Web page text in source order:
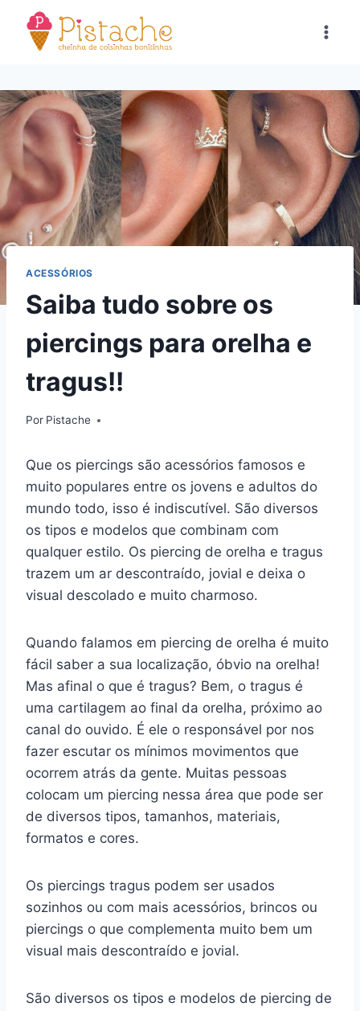
para
ACESSÓRIOS
Saiba tudo sobre os
piercings para orelha e
tragus!!
Por Pistache
Que os piercings são acessórios famosos e
muito populares entre os jovens e adultos do
mundo todo, isso é indiscutível. São diversos
os tipos e modelos que combinam com
qualquer estilo. Os piercing de orelha e tragus
trazem um ar descontraído, jovial e deixa o
visual descolado e muito charmoso.
Quando falamos em piercing de orelha é muito
fácil saber a sua localização, óbvio na orelha!
Mas afinal o que é tragus? Bem, o tragus é
uma cartilagem ao final da orelha, próximo ao
canal do ouvido. É ele o responsável por nos
fazer escutar os mínimos movimentos que
ocorrem atrás da gente. Muitas pessoas
colocam um piercing nessa área que pode ser
de diversos tipos, tamanhos, materiais,
formatos e cores.
Os piercings tragus podem ser usados
sozinhos ou com mais acessórios, brincos ou
piercings o que complementa muito bem um
visual mais descontraído e jovial.
São diversos os tipos e modelos de piercing de